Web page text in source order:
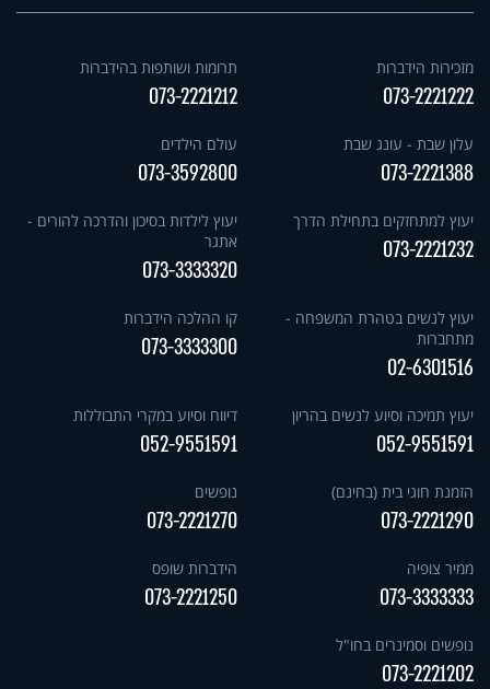
מזכירות הידברות
073-2221222
תרומות ושותפות בהידברות
073-2221212
עלון שבת - עונג שבת
073-2221388
עולם הילדים
073-3592800
יעוץ למתחזקים בתחילת הדרך
073-2221232
יעוץ לילדות בסיכון והדרכה להורים -
אתגר
073-3333320
יעוץ לנשים בטהרת המשפחה -
מתחברות
02-6301516
קו ההלכה הידברות
073-3333300
יעוץ תמיכה וסיוע לנשים בהריון
052-9551591
דיווח וסיוע במקרי התבוללות
052-9551591
הזמנת חוגי בית (בחינם)
073-2221290
נופשים
073-2221270
ממיר צופיה
073-3333333
הידברות שופס
073-2221250
נופשים וסמינרים בחו"ל
073-2221202